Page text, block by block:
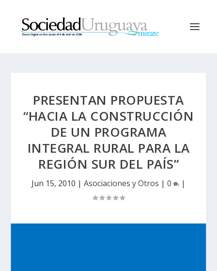
PRESENTAN PROPUESTA
“HACIA LA CONSTRUCCIÓN
DE UN PROGRAMA
INTEGRAL RURAL PARA LA
REGIÓN SUR DEL PAÍS”
Jun 15, 2010 | Asociaciones y Otros | 0 |